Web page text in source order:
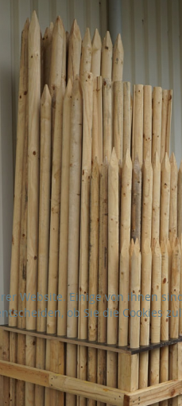
Website. Einige von ihnen
ob Sie die Cookies